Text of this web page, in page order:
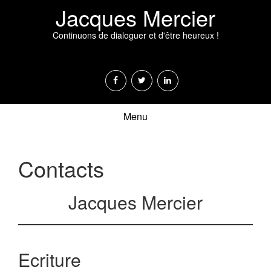
Jacques Mercier
Continuons de dialoguer et d'être heureux !
Menu
Contacts
Jacques Mercier
Ecriture